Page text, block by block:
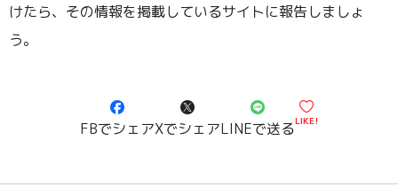
けたら、その情報を掲載しているサイトに報告しましょ
う。
FBでシェアXでシェアLINEで送るLIKE!